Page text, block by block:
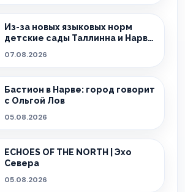
Из-за новых языковых норм
детские сады Таллинна и Нарвы
07.08.2026
Бастион в Нарве: город говорит
с Ольгой Лов
05.08.2026
ECHOES OF THE NORTH | Эхо
Севера
05.08.2026